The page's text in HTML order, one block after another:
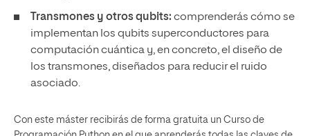
Transmones y otros qubits: comprenderás cómo se
implementan los qubits superconductores para
computación cuántica y, en concreto, el diseño de
los transmones, diseñados para reducir el ruido
asociado.
Con este máster recibirás de forma gratuita un Curso de